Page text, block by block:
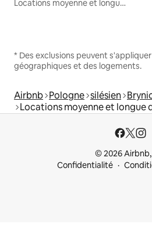
Locations moyenne et longue durée
* Des exclusions peuvent
géographiques et des logements.
Airbnb Pologne silésien
Locations moyenne et longue
© 2026 Airbnb,
Confidentialité